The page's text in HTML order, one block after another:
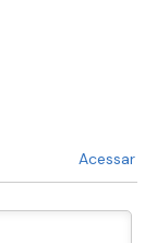
Acessar